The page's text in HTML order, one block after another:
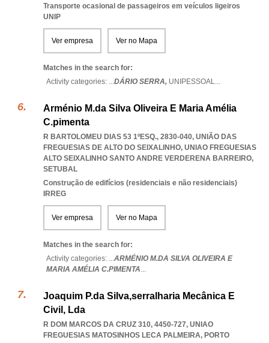
Transporte ocasional de passageiros em veículos ligeiros
UNIP
Ver empresa Ver no Mapa
Matches in the search for:
Activity categories: ...DÁRIO SERRA, UNIPESSOAL...
Arménio M.da Silva Oliveira E Maria Amélia
C.pimenta
R BARTOLOMEU DIAS 53 1ºESQ., 2830-040, UNIÃO DAS
FREGUESIAS DE ALTO DO SEIXALINHO, UNIAO FREGUESIAS
ALTO SEIXALINHO SANTO ANDRE VERDERENA BARREIRO,
SETUBAL
Construção de edifícios (residenciais e não residenciais)
IRREG
Ver empresa Ver no Mapa
Matches in the search for:
Activity categories: ...ARMÉNIO M.DA SILVA OLIVEIRA E
MARIA AMÉLIA C.PIMENTA...
Joaquim P.da Silva,serralharia Mecânica E
Civil, Lda
R DOM MARCOS DA CRUZ 310, 4450-727, UNIAO
FREGUESIAS MATOSINHOS LECA PALMEIRA, PORTO